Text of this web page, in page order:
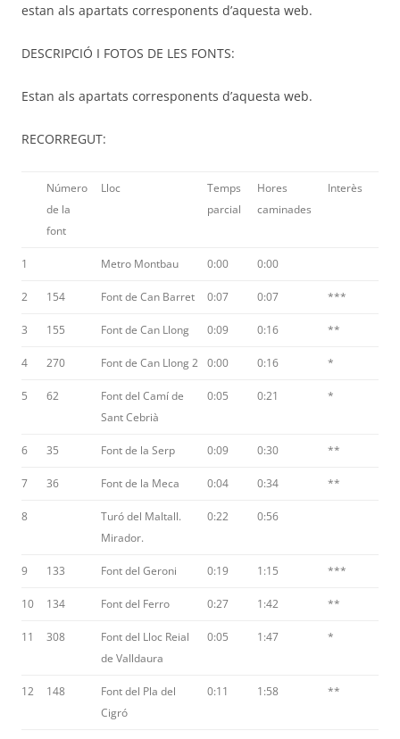
estan als apartats corresponents d’aquesta web.
DESCRIPCIÓ I FOTOS DE LES FONTS:
Estan als apartats corresponents d’aquesta web.
RECORREGUT:
Número
de la
font
Lloc
Temps
parcial
Hores
caminades
Interès
1 Metro Montbau 0:00 0:00
2 154 Font de Can Barret 0:07 0:07 ***
3 155 Font de Can Llong 0:09 0:16 **
4 270 Font de Can Llong 2 0:00 0:16 *
5 62
Font del Camí de
Sant Cebrià
0:05 0:21 *
6 35 Font de la Serp 0:09 0:30 **
7 36 Font de la Meca 0:04 0:34 **
8
Turó del Maltall.
Mirador.
0:22 0:56
9 133 Font del Geroni 0:19 1:15 ***
10 134 Font del Ferro 0:27 1:42 **
11 308
Font del Lloc Reial
de Valldaura
0:05 1:47 *
12 148
Font del Pla del
Cigró
0:11 1:58 **